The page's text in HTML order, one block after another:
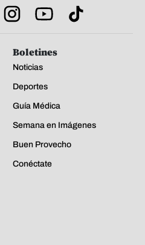
Boletines
Noticias
Deportes
Guía Médica
Semana en Imágenes
Buen Provecho
Conéctate